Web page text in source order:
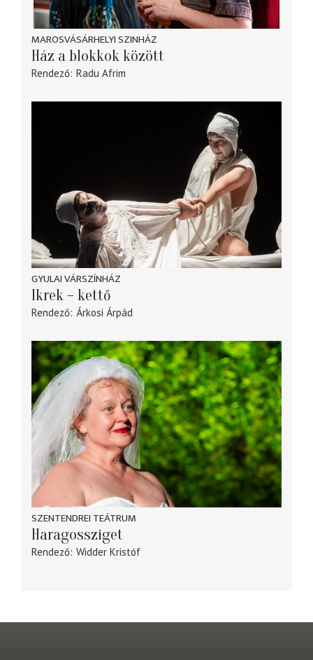
MAROSVÁSÁRHELYI SZINHÁZ
Ház a blokkok között
Rendező Radu Afrim
GYULAI VÁRSZÍNHÁZ
Ikrek – kettő
Rendező Árkosi Árpád
SZENTENDREI TEÁTRUM
Haragossziget
Rendező Widder Kristóf